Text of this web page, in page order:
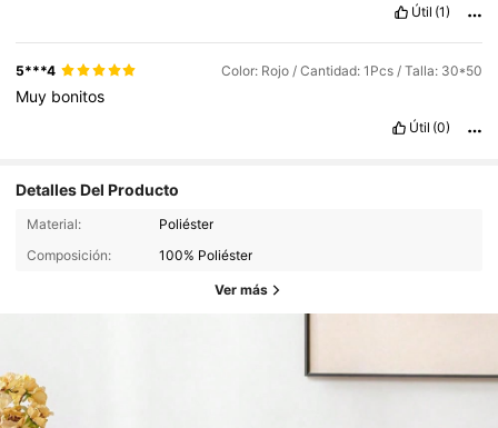
Útil (1)
5***4 Color: Rojo / Cantidad: 1Pcs / Talla: 30*50
Muy bonitos
Útil (0)
Detalles Del Producto
Material:
Poliéster
Composición:
100% Poliéster
Ver más